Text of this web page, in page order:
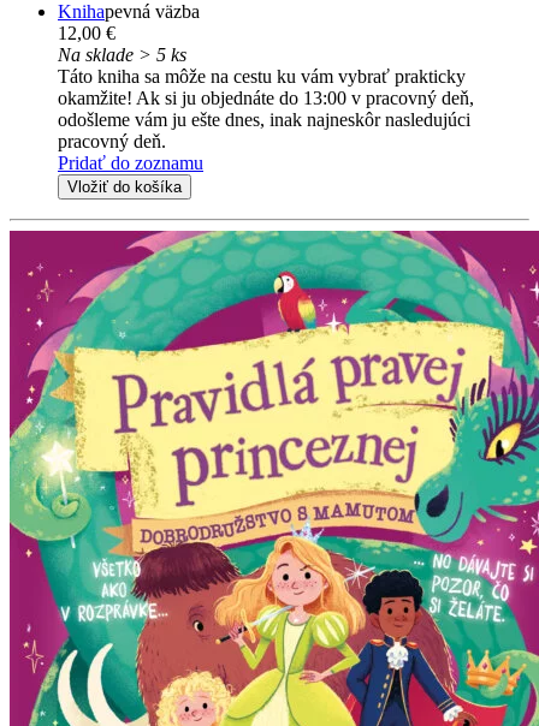
Knihapevná väzba
12,00 €
Na sklade > 5 ks
Táto kniha sa môže na cestu ku vám vybrať prakticky
okamžite! Ak si ju objednáte do 13:00 v pracovný deň,
odošleme vám ju ešte dnes, inak najneskôr nasledujúci
pracovný deň.
Pridať do zoznamu
Vložiť do košíka